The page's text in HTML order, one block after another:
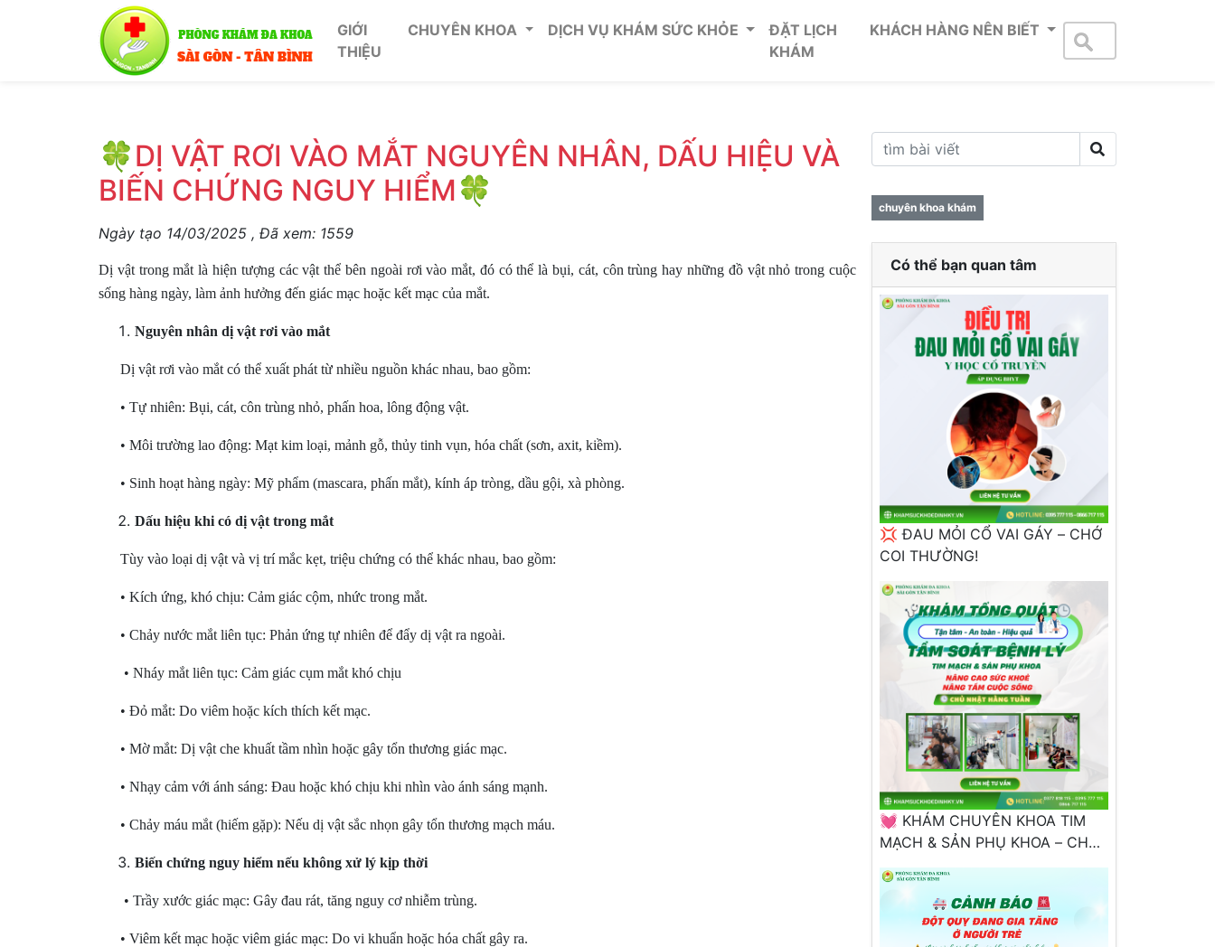
GIỚI
THIỆU
CHUYÊN KHOA DỊCH VỤ KHÁM SỨC KHỎE
ĐẶT LỊCH
KHÁM
KHÁCH HÀNG NÊN BIẾT
🍀DỊ VẬT RƠI VÀO MẮT NGUYÊN NHÂN, DẤU HIỆU VÀ
BIẾN CHỨNG NGUY HIỂM🍀
Ngày tạo 14/03/2025 , Đã xem: 1559
Dị vật trong mắt là hiện tượng các vật thể bên ngoài rơi vào mắt, đó có thể là bụi, cát, côn trùng hay những đồ vật nhỏ trong cuộc
sống hàng ngày, làm ảnh hưởng đến giác mạc hoặc kết mạc của mắt.
Nguyên nhân dị vật rơi vào mắt
Dị vật rơi vào mắt có thể xuất phát từ nhiều nguồn khác nhau, bao gồm:
• Tự nhiên: Bụi, cát, côn trùng nhỏ, phấn hoa, lông động vật.
• Môi trường lao động: Mạt kim loại, mảnh gỗ, thủy tinh vụn, hóa chất (sơn, axit, kiềm).
• Sinh hoạt hàng ngày: Mỹ phẩm (mascara, phấn mắt), kính áp tròng, dầu gội, xà phòng.
Dấu hiệu khi có dị vật trong mắt
Tùy vào loại dị vật và vị trí mắc kẹt, triệu chứng có thể khác nhau, bao gồm:
• Kích ứng, khó chịu: Cảm giác cộm, nhức trong mắt.
• Chảy nước mắt liên tục: Phản ứng tự nhiên để đẩy dị vật ra ngoài.
• Nháy mắt liên tục: Cảm giác cụm mắt khó chịu
• Đỏ mắt: Do viêm hoặc kích thích kết mạc.
• Mờ mắt: Dị vật che khuất tầm nhìn hoặc gây tổn thương giác mạc.
• Nhạy cảm với ánh sáng: Đau hoặc khó chịu khi nhìn vào ánh sáng mạnh.
• Chảy máu mắt (hiếm gặp): Nếu dị vật sắc nhọn gây tổn thương mạch máu.
Biến chứng nguy hiểm nếu không xử lý kịp thời
• Trầy xước giác mạc: Gây đau rát, tăng nguy cơ nhiễm trùng.
• Viêm kết mạc hoặc viêm giác mạc: Do vi khuẩn hoặc hóa chất gây ra.
chuyên khoa khám
Có thể bạn quan tâm
💢 ĐAU MỎI CỔ VAI GÁY – CHỚ
COI THƯỜNG!
💓 KHÁM CHUYÊN KHOA TIM
MẠCH & SẢN PHỤ KHOA – CHỦ
ĐỘNG BẢO VỆ SỨC KHỎE NGAY
HÔM NAY